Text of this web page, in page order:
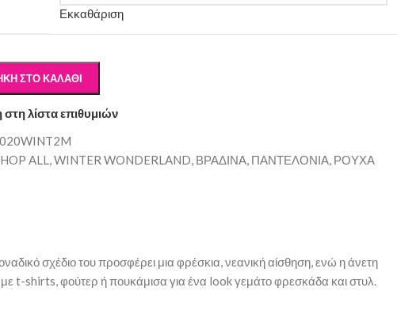
Εκκαθάριση
ΣΤΟ ΚΑΛΆΘΙ
λίστα επιθυμιών
ALL,WINTER WONDERLAND, ΒΡΑΔΙΝΑ, ΠΑΝΤΕΛΟΝΙΑ, ΡΟΥΧΑ
σχέδιο του προσφέρει μια φρέσκια, νεανική αίσθηση, ενώ η άνετη
με t-shirts, φούτερ ή πουκάμισα για ένα look γεμάτο φρεσκάδα και στυλ.